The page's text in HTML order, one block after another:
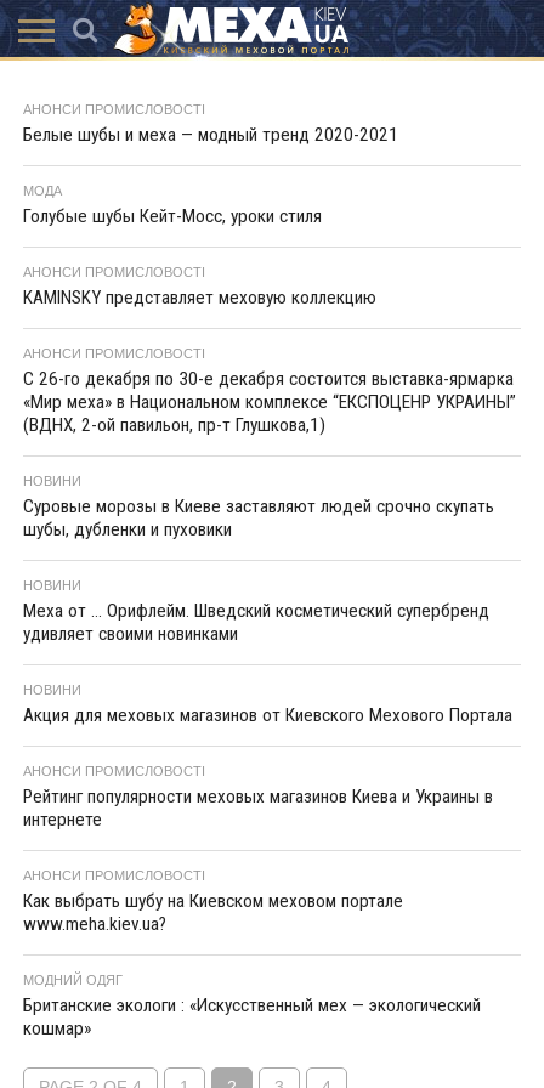
АКЦІЇ
ВИСТАВКИ
ПОСЛУГИ
МАГАЗИНИ
ХУТРЯНА
МОДА
НОВИНИ
КОНТАКТИ
АКСЕССУАРИ
АНОНСИ ПРОМИСЛОВОСТІ
Белые шубы и меха — модный тренд 2020-2021
МОДА
Голубые шубы Кейт-Мосс, уроки стиля
АНОНСИ ПРОМИСЛОВОСТІ
KAMINSKY представляет меховую коллекцию
АНОНСИ ПРОМИСЛОВОСТІ
С 26-го декабря по 30-е декабря состоится выставка-ярмарка
«Мир меха» в Национальном комплексе “ЕКСПОЦЕНР УКРАИНЫ”
(ВДНХ, 2-ой павильон, пр-т Глушкова,1)
НОВИНИ
Суровые морозы в Киеве заставляют людей срочно скупать
шубы, дубленки и пуховики
НОВИНИ
Меха от … Орифлейм. Шведский косметический супербренд
удивляет своими новинками
НОВИНИ
Акция для меховых магазинов от Киевского Мехового Портала
АНОНСИ ПРОМИСЛОВОСТІ
Рейтинг популярности меховых магазинов Киева и Украины в
интернете
АНОНСИ ПРОМИСЛОВОСТІ
Как выбрать шубу на Киевском меховом портале
www.meha.kiev.ua?
МОДНИЙ ОДЯГ
Британские экологи : «Искусственный мех — экологический
кошмар»